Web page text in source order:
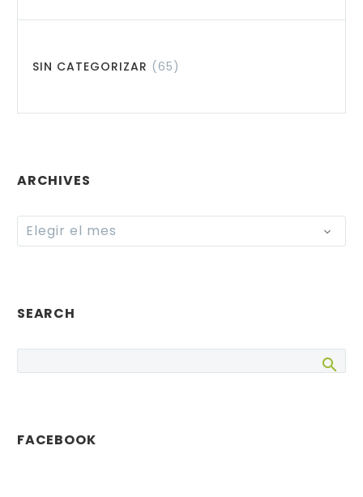
SIN CATEGORIZAR (65)
ARCHIVES
Archives
Elegir el mes
SEARCH
FACEBOOK